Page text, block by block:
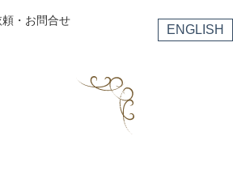
・お問合せ
ENGLISH